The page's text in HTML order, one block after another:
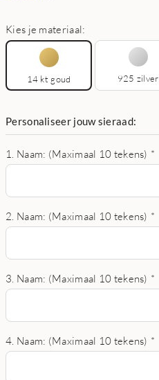
Kies je materiaal:
14 kt goud 925 zilver
Personaliseer jouw sieraad:
1. Naam: (Maximaal 10 tekens) *
2. Naam: (Maximaal 10 tekens) *
3. Naam: (Maximaal 10 tekens) *
4. Naam: (Maximaal 10 tekens) *